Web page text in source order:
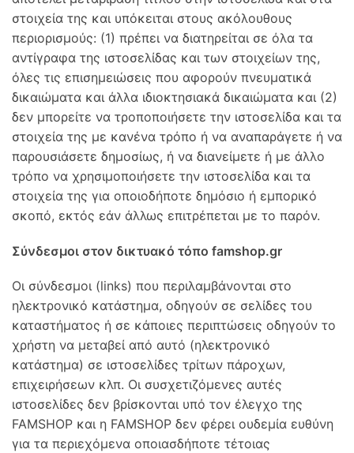
στοιχεία της και υπόκειται στους ακόλουθους
περιορισμούς: (1) πρέπει να διατηρείται σε όλα τα
αντίγραφα της ιστοσελίδας και των στοιχείων της,
όλες τις επισημειώσεις που αφορούν πνευματικά
δικαιώματα και άλλα ιδιοκτησιακά δικαιώματα και (2)
δεν μπορείτε να τροποποιήσετε την ιστοσελίδα και τα
στοιχεία της με κανένα τρόπο ή να αναπαράγετε ή να
παρουσιάσετε δημοσίως, ή να διανείμετε ή με άλλο
τρόπο να χρησιμοποιήσετε την ιστοσελίδα και τα
στοιχεία της για οποιοδήποτε δημόσιο ή εμπορικό
σκοπό, εκτός εάν άλλως επιτρέπεται με το παρόν.
Σύνδεσμοι στον δικτυακό τόπο famshop.gr
Οι σύνδεσμοι (links) που περιλαμβάνονται στο
ηλεκτρονικό κατάστημα, οδηγούν σε σελίδες του
καταστήματος ή σε κάποιες περιπτώσεις οδηγούν το
χρήστη να μεταβεί από αυτό (ηλεκτρονικό
κατάστημα) σε ιστοσελίδες τρίτων πάροχων,
επιχειρήσεων κλπ. Οι συσχετιζόμενες αυτές
ιστοσελίδες δεν βρίσκονται υπό τον έλεγχο της
FAMSHOP και η FAMSHOP δεν φέρει ουδεμία ευθύνη
για τα περιεχόμενα οποιασδήποτε τέτοιας